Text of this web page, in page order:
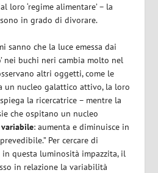
loro ‘regime alimentare’ – la
in grado di divorare.
sanno che la luce emessa dai
nei buchi neri cambia molto nel
altri oggetti, come le
un nucleo galattico attivo, la loro
la ricercatrice – mentre la
che ospitano un nucleo
variabile: aumenta e diminuisce in
Per cercare di
questa luminosità impazzita, il
in relazione la variabilità